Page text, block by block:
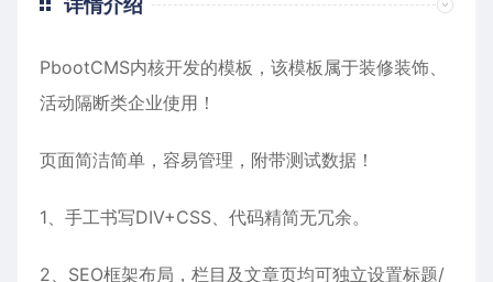
详情介绍
PbootCMS内核开发的模板，该模板属于装修装饰、
活动隔断类企业使用！
页面简洁简单，容易管理，附带测试数据！
1、手工书写DIV+CSS、代码精简无冗余。
2、SEO框架布局，栏目及文章页均可独立设置标题/